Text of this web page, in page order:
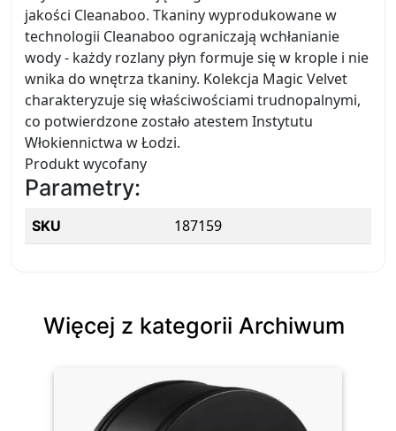
jakości Cleanaboo. Tkaniny wyprodukowane w
technologii Cleanaboo ograniczają wchłanianie
wody - każdy rozlany płyn formuje się w krople i nie
wnika do wnętrza tkaniny. Kolekcja Magic Velvet
charakteryzuje się właściwościami trudnopalnymi,
co potwierdzone zostało atestem Instytutu
Włokiennictwa w Łodzi.
Produkt wycofany
Parametry:
SKU 187159
Więcej z kategorii Archiwum